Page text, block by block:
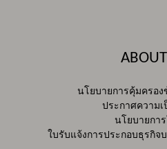
นโยบายการคุ้มครอ
ประกาศความ
นโยบายกา
ใบรับแจ้งการประกอบธุรกิ